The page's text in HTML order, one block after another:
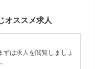
オススメ求人
ずは求人を閲覧しましょ